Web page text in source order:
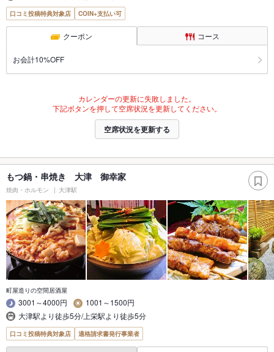
口コミ投稿特典対象店 COIN+支払い可
クーポン コース
お会計10%OFF
カレンダーの更新に失敗しました。
下記ボタンを押して空席状況を更新してください。
空席状況を更新する
もつ鍋・串焼き 大津 御幸家
焼肉・ホルモン 大津駅
町屋造りの空間居酒屋
3001～4000円
1001～1500円
大津駅より徒歩5分/上栄駅より徒歩5分
口コミ投稿特典対象店 適格請求書発行事業者